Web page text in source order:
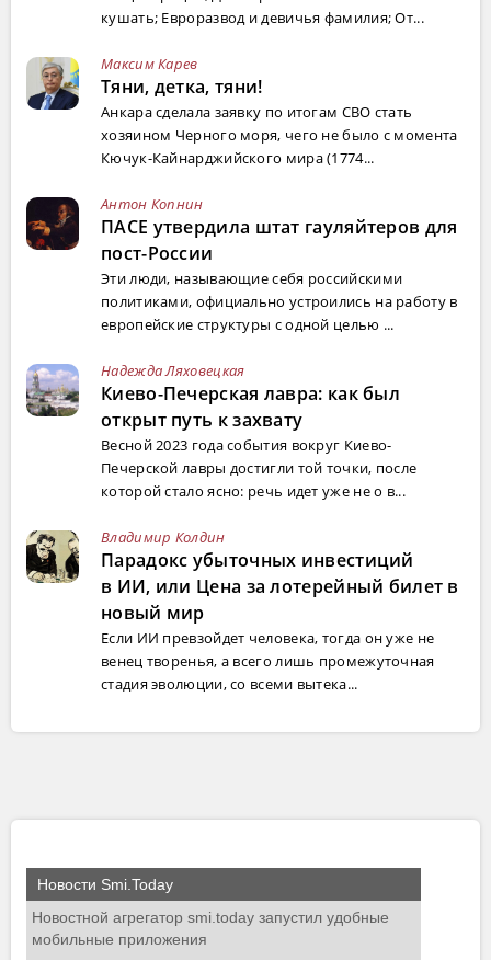
кушать; Евроразвод и девичья фамилия; От...
Максим Карев
Тяни, детка, тяни!
Анкара сделала заявку по итогам СВО стать
хозяином Черного моря, чего не было с момента
Кючук-Кайнарджийского мира (1774...
Антон Копнин
ПАСЕ утвердила штат гауляйтеров для
пост-России
Эти люди, называющие себя российскими
политиками, официально устроились на работу в
европейские структуры с одной целью ...
Надежда Ляховецкая
Киево-Печерская лавра: как был
открыт путь к захвату
Весной 2023 года события вокруг Киево-
Печерской лавры достигли той точки, после
которой стало ясно: речь идет уже не о в...
Владимир Колдин
Парадокс убыточных инвестиций
в ИИ, или Цена за лотерейный билет в
новый мир
Если ИИ превзойдет человека, тогда он уже не
венец творенья, а всего лишь промежуточная
стадия эволюции, со всеми вытека...